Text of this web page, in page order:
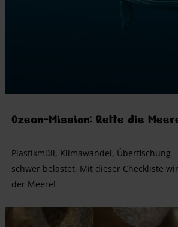
Ozean-Mission: Rette die
Plastikmüll, Klimawandel, Überfischung
schwer belastet. Mit dieser Checkliste
der Meere!